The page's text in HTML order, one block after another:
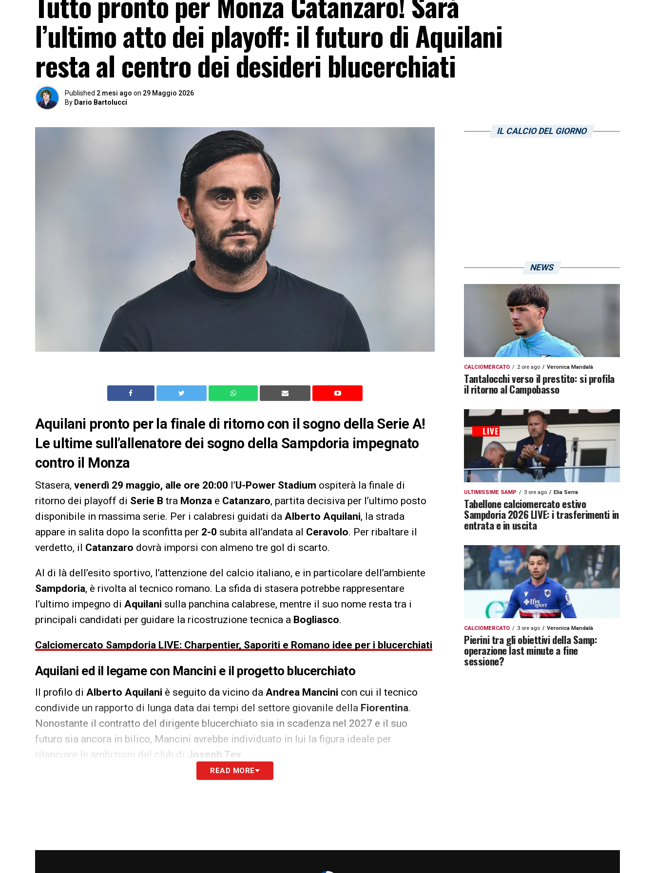
l’ultimo atto dei playoff: il futuro di Aquilani
resta al centro dei desideri blucerchiati
Published 2 mesi ago on 29 Maggio 2026
By Dario Bartolucci
Aquilani pronto per la finale di ritorno con il sogno della Serie A!
Le ultime sull’allenatore dei sogno della Sampdoria impegnato
contro il Monza
Stasera, venerdì 29 maggio, alle ore 20:00 l’U-Power Stadium ospiterà la finale di
ritorno dei playoff di Serie B tra Monza e Catanzaro, partita decisiva per l’ultimo posto
disponibile in massima serie. Per i calabresi guidati da Alberto Aquilani, la strada
appare in salita dopo la sconfitta per 2-0 subita all’andata al Ceravolo. Per ribaltare il
verdetto, il Catanzaro dovrà imporsi con almeno tre gol di scarto.
Al di là dell’esito sportivo, l’attenzione del calcio italiano, e in particolare dell’ambiente
Sampdoria, è rivolta al tecnico romano. La sfida di stasera potrebbe rappresentare
l’ultimo impegno di Aquilani sulla panchina calabrese, mentre il suo nome resta tra i
principali candidati per guidare la ricostruzione tecnica a Bogliasco.
Calciomercato Sampdoria LIVE: Charpentier, Saporiti e Romano idee per i blucerchiati
Aquilani ed il legame con Mancini e il progetto blucerchiato
Il profilo di Alberto Aquilani è seguito da vicino da Andrea Mancini con cui il tecnico
condivide un rapporto di lunga data dai tempi del settore giovanile della Fiorentina.
Nonostante il contratto del dirigente blucerchiato sia in scadenza nel 2027 e il suo
futuro sia ancora in bilico, Mancini avrebbe individuato in lui la figura ideale per
rilanciare le ambizioni del club di
Joseph Tey
Aquilania trasferirsi a Genova. L’ottimo lavoro svolto al
READ MORE
IL CALCIO DEL GIORNO
NEWS
CALCIOMERCATO 2 ore ago Veronica Mandalà
Tantalocchi verso il prestito: si profila
il ritorno al Campobasso
ULTIMISSIME SAMP 3 ore ago Elia Serra
Tabellone calciomercato estivo
Sampdoria 2026 LIVE: i trasferimenti in
entrata e in uscita
CALCIOMERCATO 3 ore ago Veronica Mandalà
Pierini tra gli obiettivi della Samp:
operazione last minute a fine
sessione?